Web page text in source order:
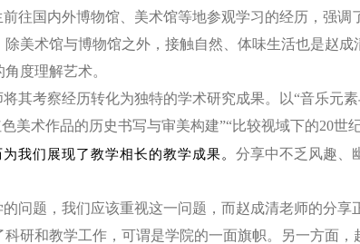
往国内外博物馆、美术馆等地参观学习的经历，强
美术馆与博物馆之外，接触自然、体味生活也是赵
度理解艺术。
其考察经历转化为独特的学术研究成果。以“音乐元
美术作品的历史书写与审美构建”“比较视域下的20世
为我们展现了教学相长的教学成果。 分享中不乏风趣、
问题，我们应该重视这一问题，而赵成清老师的分
研和教学工作，可谓是学院的一面旗帜。另一方面